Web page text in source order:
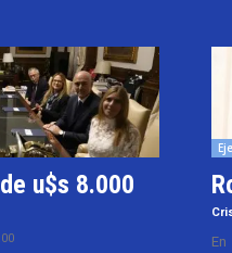
u$s 8.000